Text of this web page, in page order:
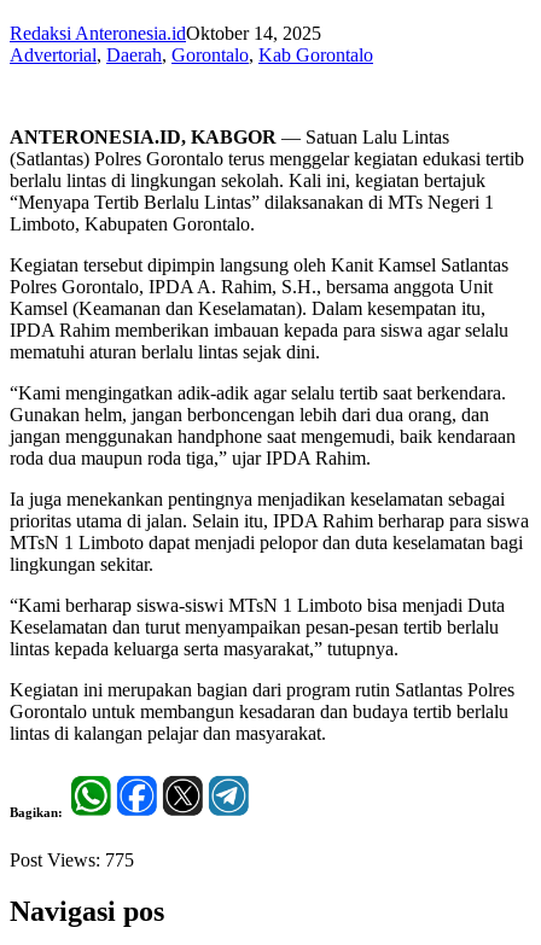
Redaksi Anteronesia.idOktober 14, 2025
Advertorial, Daerah, Gorontalo, Kab Gorontalo
ANTERONESIA.ID, KABGOR — Satuan Lalu Lintas
(Satlantas) Polres Gorontalo terus menggelar kegiatan edukasi tertib
berlalu lintas di lingkungan sekolah. Kali ini, kegiatan bertajuk
“Menyapa Tertib Berlalu Lintas” dilaksanakan di MTs Negeri 1
Limboto, Kabupaten Gorontalo.
Kegiatan tersebut dipimpin langsung oleh Kanit Kamsel Satlantas
Polres Gorontalo, IPDA A. Rahim, S.H., bersama anggota Unit
Kamsel (Keamanan dan Keselamatan). Dalam kesempatan itu,
IPDA Rahim memberikan imbauan kepada para siswa agar selalu
mematuhi aturan berlalu lintas sejak dini.
“Kami mengingatkan adik-adik agar selalu tertib saat berkendara.
Gunakan helm, jangan berboncengan lebih dari dua orang, dan
jangan menggunakan handphone saat mengemudi, baik kendaraan
roda dua maupun roda tiga,” ujar IPDA Rahim.
Ia juga menekankan pentingnya menjadikan keselamatan sebagai
prioritas utama di jalan. Selain itu, IPDA Rahim berharap para siswa
MTsN 1 Limboto dapat menjadi pelopor dan duta keselamatan bagi
lingkungan sekitar.
“Kami berharap siswa-siswi MTsN 1 Limboto bisa menjadi Duta
Keselamatan dan turut menyampaikan pesan-pesan tertib berlalu
lintas kepada keluarga serta masyarakat,” tutupnya.
Kegiatan ini merupakan bagian dari program rutin Satlantas Polres
Gorontalo untuk membangun kesadaran dan budaya tertib berlalu
lintas di kalangan pelajar dan masyarakat.
Bagikan:
Post Views: 775
Navigasi pos